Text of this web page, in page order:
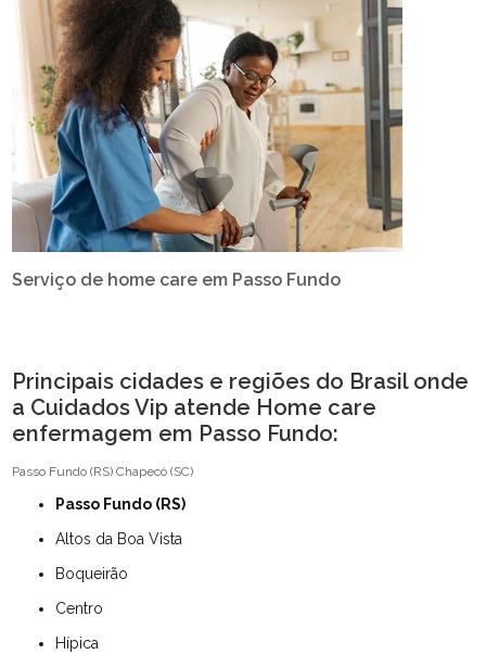
Serviço de home care em Passo Fundo
Principais cidades e regiões do Brasil onde
a Cuidados Vip atende Home care
enfermagem em Passo Fundo:
Passo Fundo (RS) Chapecó (SC)
Passo Fundo (RS)
Altos da Boa Vista
Boqueirão
Centro
Hípica